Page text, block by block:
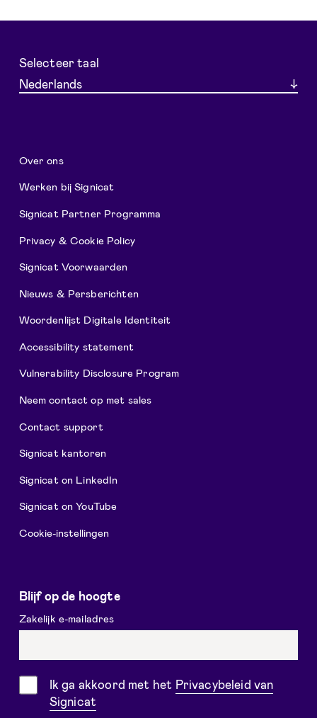
Selecteer taal
Nederlands
Over ons
Werken bij Signicat
Signicat Partner Programma
Privacy & Cookie Policy
Signicat Voorwaarden
Nieuws & Persberichten
Woordenlijst Digitale Identiteit
Accessibility statement
Vulnerability Disclosure Program
Neem contact op met sales
Contact support
Signicat kantoren
Signicat on LinkedIn
Signicat on YouTube
Cookie-instellingen
Blijf op de hoogte
Zakelijk e-mailadres
Toestemming
Ik ga akkoord met het Privacybeleid van
Signicat